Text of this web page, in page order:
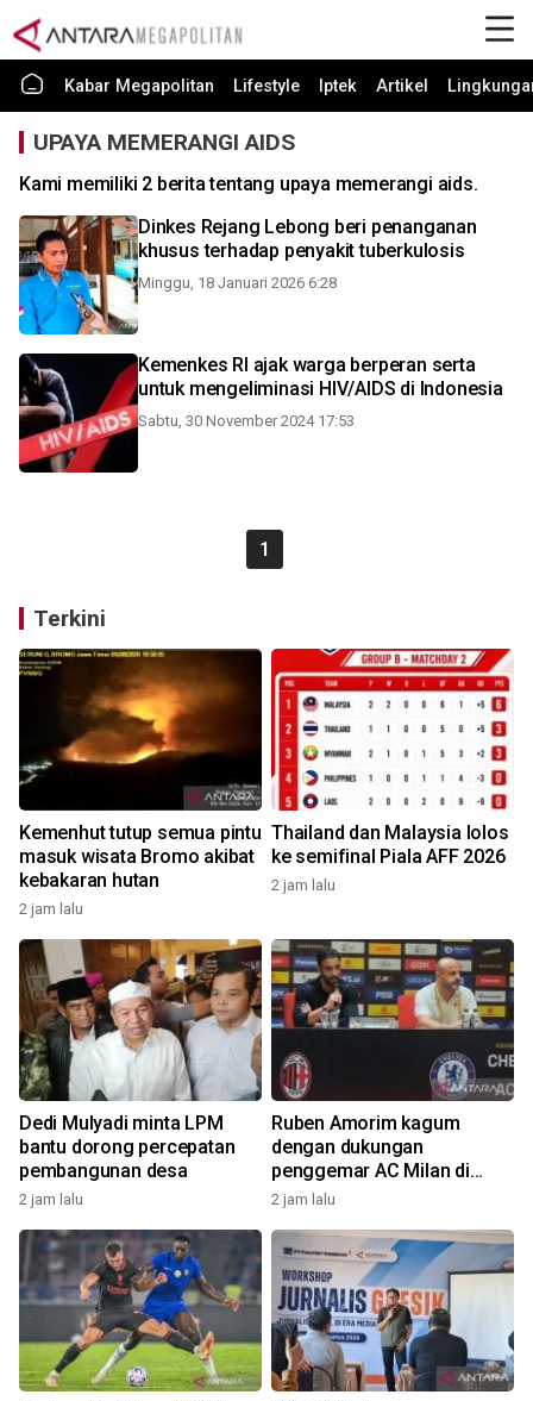
Kabar Megapolitan Lifestyle Iptek Artikel
UPAYA MEMERANGI AIDS
Kami memiliki 2 berita tentang upaya memerangi aids.
Dinkes Rejang Lebong beri penanganan
khusus terhadap penyakit tuberkulosis
Minggu, 18 Januari 2026 6:28
Kemenkes RI ajak warga berperan serta
untuk mengeliminasi HIV/AIDS di Indonesia
Sabtu, 30 November 2024 17:53
1
Terkini
Kemenhut tutup semua pintu
masuk wisata Bromo akibat
kebakaran hutan
2 jam lalu
Thailand dan Malaysia lolos
ke semifinal Piala AFF 2026
2 jam lalu
Dedi Mulyadi minta LPM
bantu dorong percepatan
pembangunan desa
2 jam lalu
Ruben Amorim kagum
dengan dukungan
penggemar AC Milan di
Indonesia
2 jam lalu